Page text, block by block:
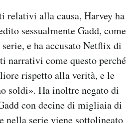
relativi alla causa, Harvey ha
sessualmente Gadd, come
e ha accusato Netflix di
narrativi come questo perché
rispetto alla verità, e le
soldi». Ha inoltre negato di
con decine di migliaia di
nella serie viene sottolineato